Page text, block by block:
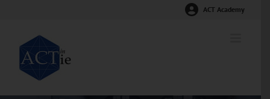
ACT Academy